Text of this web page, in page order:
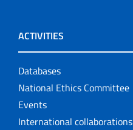
ACTIVITIES
Databases
National Ethics Committee
Events
International collaborations